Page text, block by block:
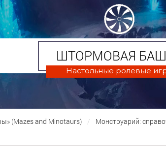
ШТОРМОВАЯ
Настольные ролевые
(Mazes and Minotaurs)
Монструарий: